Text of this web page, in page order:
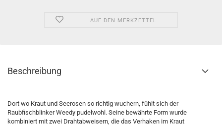
AUF DEN MERKZETTEL
Beschreibung
Dort wo Kraut und Seerosen so richtig wuchern, fühlt sich der
Raubfischblinker Weedy pudelwohl. Seine bewährte Form wurde
kombiniert mit zwei Drahtabweisern, die das Verhaken im Kraut